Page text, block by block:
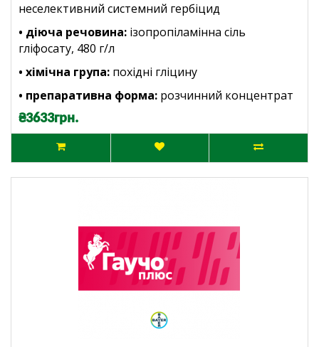
неселективний системний гербіцид
• діюча речовина: ізопропіламінна сіль
гліфосату, 480 г/л
• хімічна група: похідні гліцину
• препаративна форма: розчинний концентрат
₴3633грн.